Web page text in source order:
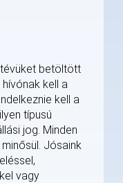
betöltött
kell a
kell a
típusú
jog. Minden
Jósaink
vagy